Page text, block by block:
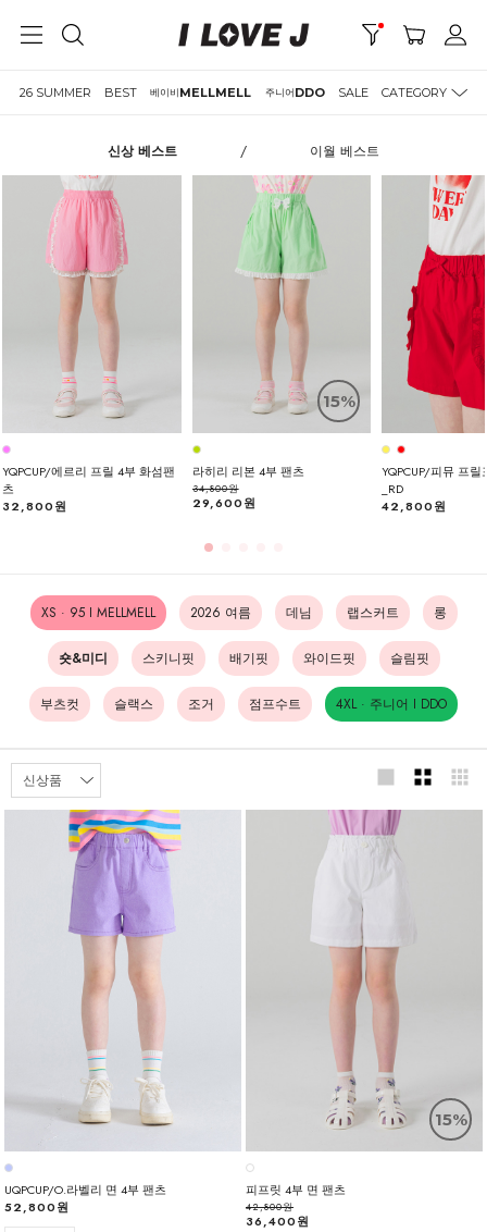
26 SUMMER BEST 베이비MELLMELL 주니어DDO SALE CATEGORY
신상 베스트 / 이월 베스트
YQPCUP/에르리 프릴 4부 화섬팬
츠
32,800원
15%
라히리 리본 4부 팬츠
34,800원
29,600원
YQPCUP/피뮤 프
_RD
42,800원
XS · 95 I MELLMELL 2026 여름 데님 랩스커트 롱
숏&미디 스키니핏 배기핏 와이드핏 슬림핏
부츠컷 슬랙스 조거 점프수트 4XL · 주니어 I DDO
UQPCUP/O.라벨리 면 4부 팬츠
52,800원
15%
피프릿 4부 면 팬츠
42,800원
36,400원